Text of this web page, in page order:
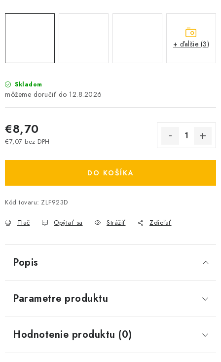
Obchodné podmienky
Podmienky ochrany osobných údajov
O nás - MEGALED & JANTON Zákamenné
Moja objednávka
Skladom
12.8.2026
€8,70
€7,07 bez DPH
DO KOŠÍKA
Kód tovaru: ZLF923D
Tlač Opýtať sa Strážiť Zdieľať
+ ďalšie (3)
Popis
Parametre produktu
Hodnotenie produktu (0)